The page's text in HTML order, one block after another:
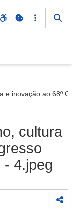
e inovação ao 68º
cultura
- 4.jpeg